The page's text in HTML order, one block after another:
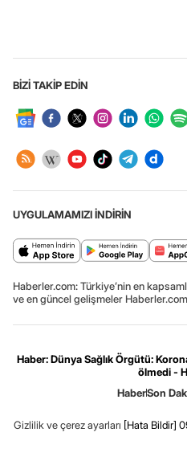
BİZİ TAKİP EDİN
UYGULAMAMIZI İNDİRİN
Haberler.com: Türkiye’nin en
ve en güncel gelişmeler
Haber: Dünya Sağlık Örgütü:
ölmedi -
HaberSon
Gizlilik ve çerez ayarları [Hata Bildir]